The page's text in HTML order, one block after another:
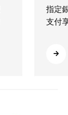
指定
支付